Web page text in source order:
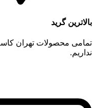
بالاترین گرید
تمامی محصولات تهران
نداریم.